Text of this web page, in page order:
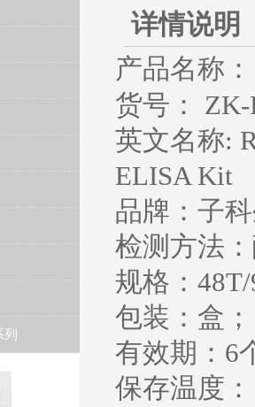
详情说明
产品名称：
货号： ZK-
英文名称:
ELISA Kit
品牌：子
检测方法
规格：
包装：盒；
有效期： 6
保存温度 ：